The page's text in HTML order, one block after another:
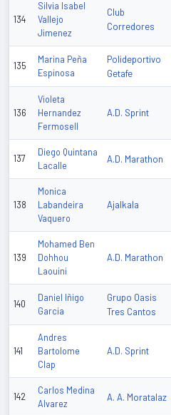
134
Silvia Isabel
Vallejo
Jimenez
Club
Corredores
135
Marina Peña
Espinosa
Polideportivo
Getafe
136
Violeta
Hernandez
Fermosell
A.D. Sprint
137
Diego Quintana
Lacalle
A.D. Marathon
138
Monica
Labandeira
Vaquero
Ajalkala
139
Mohamed Ben
Dohhou
Laouini
A.D. Marathon
140
Daniel Iñigo
Garcia
Grupo Oasis
Tres Cantos
141
Andres
Bartolome
Clap
A.D. Sprint
142
Carlos Medina
Alvarez
A. A. Moratalaz